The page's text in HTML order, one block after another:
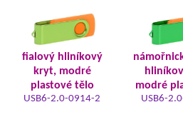
fialový hliníkový
kryt, modré
plastové tělo
USB6-2.0-0914-2
modré
USB6-